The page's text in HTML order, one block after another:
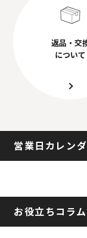
返品・交
について
営業日カレン
お役立ちコラム